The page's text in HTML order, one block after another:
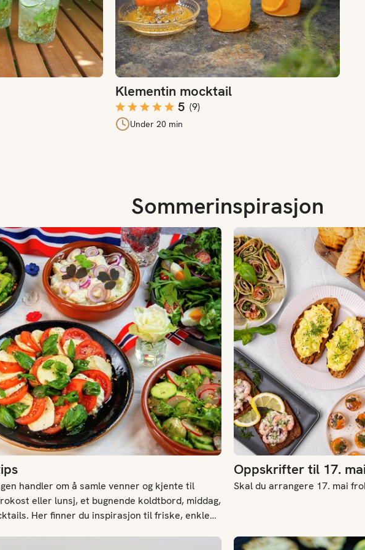
Klementin mocktail
5 (9)
Under 20 min
Sommerinspirasjon
handler om å samle venner og kjente til
eller lunsj, et bugnende koldtbord, middag,
Her finner du inspirasjon til friske, enkle
Oppskrifter til 17.
Skal du arrangere 17. mai
Oppskrifter til 17. mai-
Grønt på grillen